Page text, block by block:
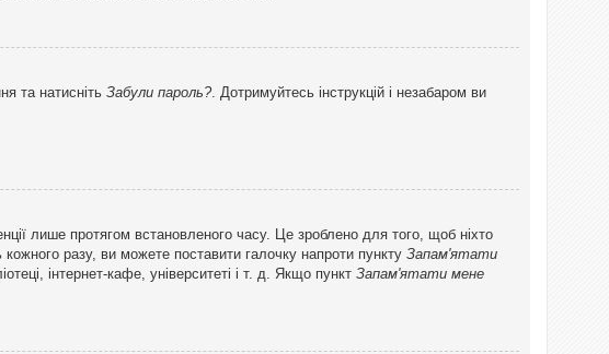
та натисніть Забули пароль?. Дотримуйтесь інструкцій і незабаром ви
лише протягом встановленого часу. Це зроблено для того, щоб ніхто
разу, ви можете поставити галочку напроти пункту Запам'ятати
інтернет-кафе, університеті і т. д. Якщо пункт Запам'ятати мене